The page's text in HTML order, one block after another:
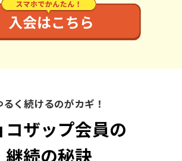
るく続けるのがカギ！
コザップ会員の
継続の秘訣